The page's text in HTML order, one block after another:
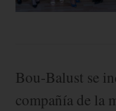
Bou-Balust se
compañía de la